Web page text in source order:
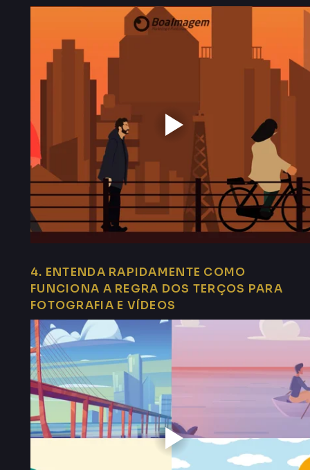
4. ENTENDA RAPIDAMENTE COMO
FUNCIONA A REGRA DOS TERÇOS PARA
FOTOGRAFIA E VÍDEOS